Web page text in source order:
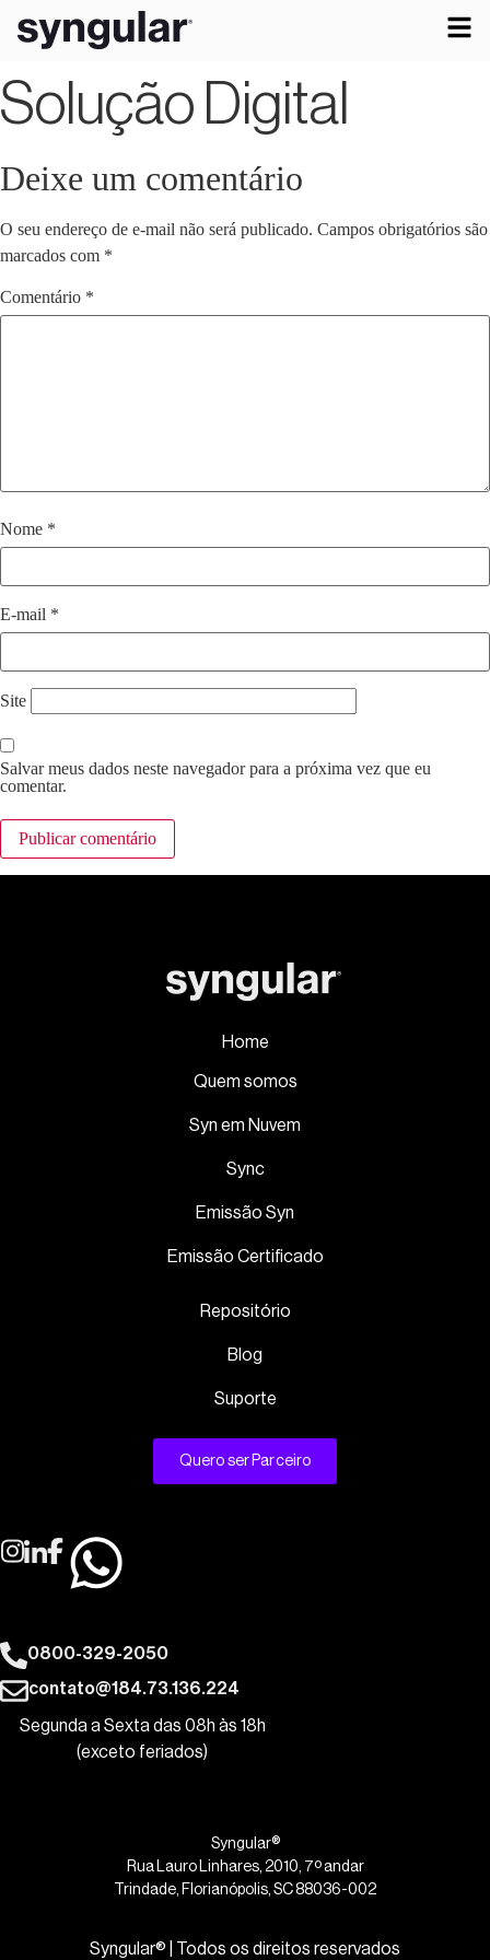
Solução Digital
Deixe um comentário
O seu endereço de e-mail não será publicado. Campos obrigatórios são
marcados com *
Comentário *
Nome *
E-mail *
Site
Salvar meus dados neste navegador para a próxima vez que eu
comentar.
Home
Quem somos
Syn em Nuvem
Sync
Emissão Syn
Emissão Certificado
Repositório
Blog
Suporte
Quero ser Parceiro
0800-329-2050
contato@184.73.136.224
Segunda a Sexta das 08h às 18h
(exceto feriados)
Syngular®
Rua Lauro Linhares, 2010, 7º andar
Trindade, Florianópolis, SC 88036-002
Syngular® | Todos os direitos reservados